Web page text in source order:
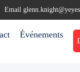
Email
Événements